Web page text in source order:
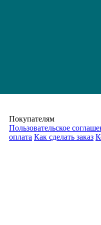
Покупателям
Пользовательское
оплата Как сделать заказ